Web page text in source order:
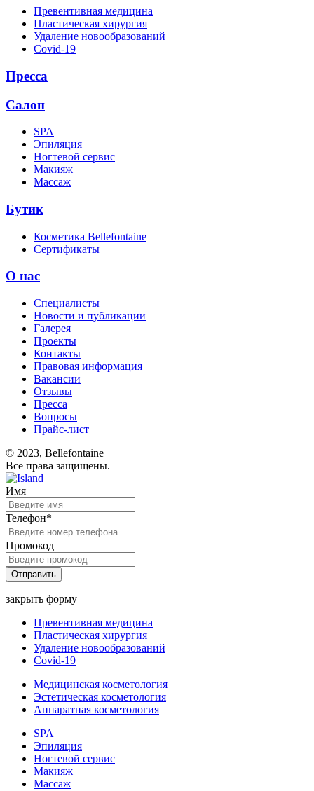
Превентивная медицина
Пластическая хирургия
Удаление новообразований
Covid-19
Пресса
Салон
SPA
Эпиляция
Ногтевой сервис
Макияж
Массаж
Бутик
Косметика Bellefontaine
Сертификаты
О нас
Специалисты
Новости и публикации
Галерея
Проекты
Контакты
Правовая информация
Вакансии
Отзывы
Пресса
Вопросы
Прайс-лист
© 2023, Bellefontaine
Все права защищены.
Имя
Телефон*
Промокод
Отправить
закрыть форму
Превентивная медицина
Пластическая хирургия
Удаление новообразований
Covid-19
Медицинская косметология
Эстетическая косметология
Аппаратная косметология
SPA
Эпиляция
Ногтевой сервис
Макияж
Массаж